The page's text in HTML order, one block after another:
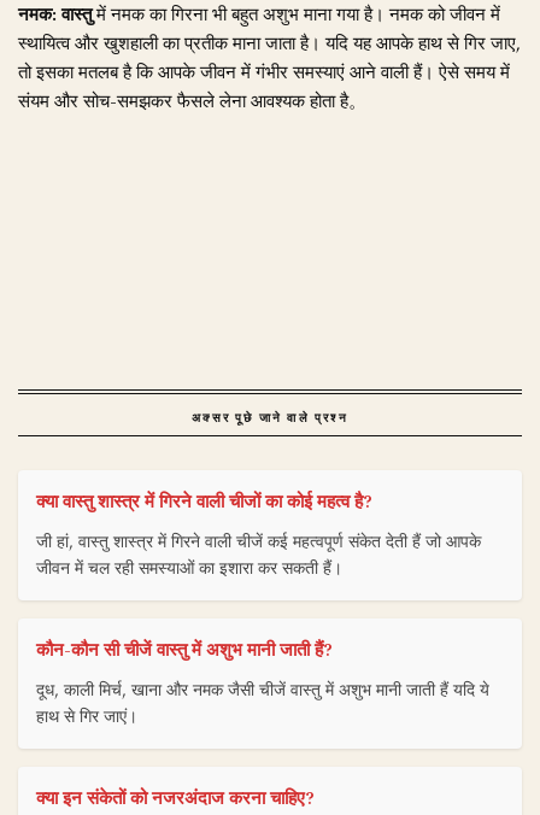
नमक: वास्तुमें नमक का गिरना भी बहुत अशुभ माना गया है। नमक को जीवन में
स्थायित्व और खुशहाली का प्रतीक माना जाता है। यदि यह आपके हाथ से गिर जाए,
तो इसका मतलब है कि आपके जीवन में गंभीर समस्याएं आने वाली हैं। ऐसे समय में
संयम और सोच-समझकर फैसले लेना आवश्यक होता है。
अक्सर पूछे जाने वाले प्रश्न
क्या वास्तु शास्त्र में गिरने वाली चीजों का कोई महत्व है?
जी हां, वास्तु शास्त्र में गिरने वाली चीजें कई महत्वपूर्ण संकेत देती हैं जो आपके
जीवन में चल रही समस्याओं का इशारा कर सकती हैं।
कौन-कौन सी चीजें वास्तु में अशुभ मानी जाती हैं?
दूध, काली मिर्च, खाना और नमक जैसी चीजें वास्तु में अशुभ मानी जाती हैं यदि ये
हाथ से गिर जाएं।
क्या इन संकेतों को नजरअंदाज करना चाहिए?